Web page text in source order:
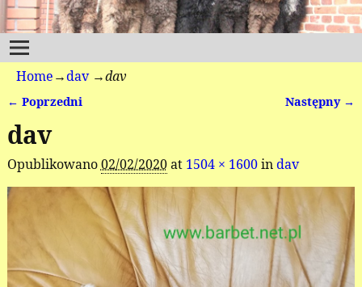
Home→dav→dav
← Poprzedni Następny →
dav
Opublikowano02/02/2020at 1504 × 1600indav